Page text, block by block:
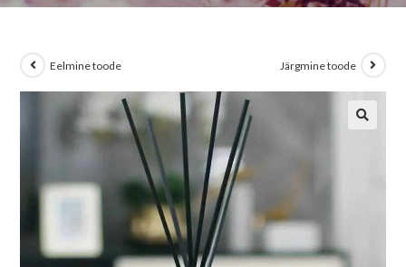
Eelmine toode Järgmine toode